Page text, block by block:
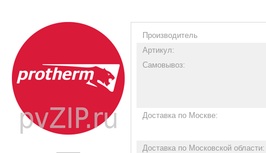
Производитель
Артикул:
Самовывоз:
Доставка по Москве:
Доставка по Московской области: